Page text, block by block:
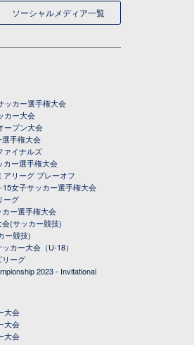
ソーシャルメディア一覧
ッカー選手権大会
カー大会
ープン大会
手権大会
ァイナルズ
カー選手権大会
アリーグ プレーオフ
女子サッカー選手権大会
ーグ
ー選手権大会
(サッカー競技)
ー競技)
カー大会（U-18）
ーグ
2023 - Invitational
大会
大会
大会